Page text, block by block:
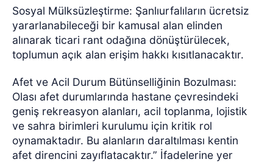
Sosyal Mülksüzleştirme: Şanlıurfalıların ücretsiz
yararlanabileceği bir kamusal alan elinden
alınarak ticari rant odağına dönüştürülecek,
toplumun açık alan erişim hakkı kısıtlanacaktır.
Afet ve Acil Durum Bütünselliğinin Bozulması:
Olası afet durumlarında hastane çevresindeki
geniş rekreasyon alanları, acil toplanma, lojistik
ve sahra birimleri kurulumu için kritik rol
oynamaktadır. Bu alanların daraltılması kentin
afet direncini zayıflatacaktır.” İfadelerine yer